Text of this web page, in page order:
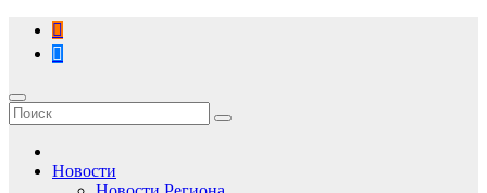
Перейти
содержимому
Новости